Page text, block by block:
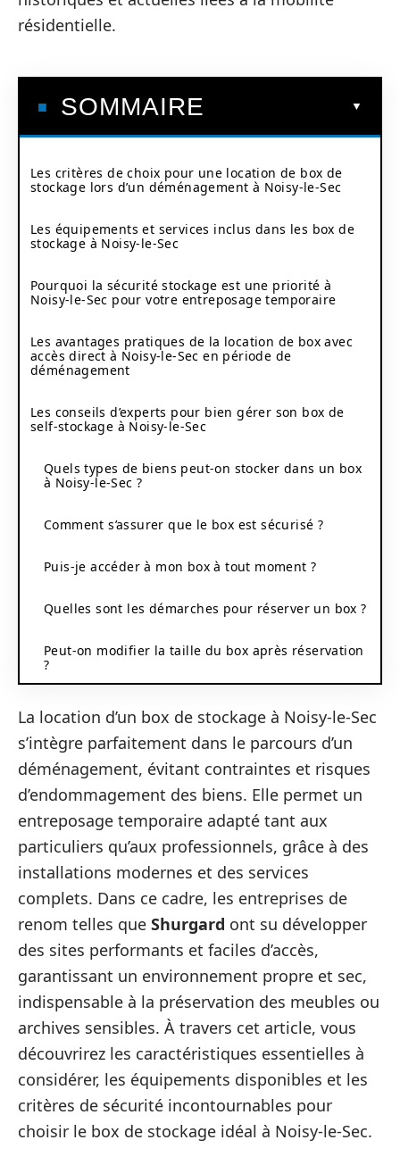
résidentielle.
SOMMAIRE
Les critères de choix pour une location de box de
stockage lors d’un déménagement à Noisy-le-Sec
Les équipements et services inclus dans les box de
stockage à Noisy-le-Sec
Pourquoi la sécurité stockage est une priorité à
Noisy-le-Sec pour votre entreposage temporaire
Les avantages pratiques de la location de box avec
accès direct à Noisy-le-Sec en période de
déménagement
Les conseils d’experts pour bien gérer son box de
self-stockage à Noisy-le-Sec
Quels types de biens peut-on stocker dans un box
à Noisy-le-Sec ?
Comment s’assurer que le box est sécurisé ?
Puis-je accéder à mon box à tout moment ?
Quelles sont les démarches pour réserver un box ?
Peut-on modifier la taille du box après réservation
?
La location d’un box de stockage à Noisy-le-Sec
s’intègre parfaitement dans le parcours d’un
déménagement, évitant contraintes et risques
d’endommagement des biens. Elle permet un
entreposage temporaire adapté tant aux
particuliers qu’aux professionnels, grâce à des
installations modernes et des services
complets. Dans ce cadre, les entreprises de
renom telles que Shurgard ont su développer
des sites performants et faciles d’accès,
garantissant un environnement propre et sec,
indispensable à la préservation des meubles ou
archives sensibles. À travers cet article, vous
découvrirez les caractéristiques essentielles à
considérer, les équipements disponibles et les
critères de sécurité incontournables pour
choisir le box de stockage idéal à Noisy-le-Sec.